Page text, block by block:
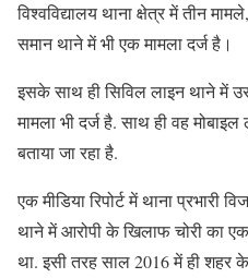
विश्वविद्यालय थाना क्षेत्र में तीन
समान थाने में भी एक मामला दर्ज है।
इसके साथ ही सिविल लाइन थाने में
मामला भी दर्ज है. साथ ही वह
बताया जा रहा है.
एक मीडिया रिपोर्ट में थाना प्रभारी
थाने में आरोपी के खिलाफ चोरी का
था. इसी तरह साल 2016 में ही शहर